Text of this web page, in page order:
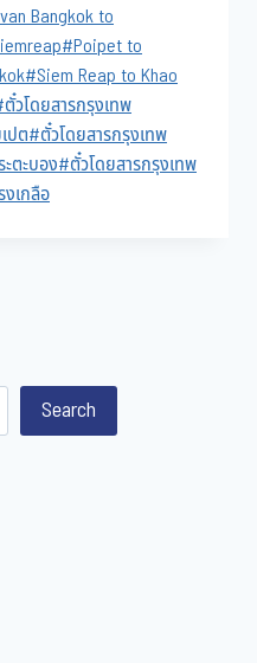
Bangkok to
#Poipet to
#Siem Reap to Khao
ตั๋วโดยสารกรุงเทพ
ปต#ตั๋วโดยสารกรุงเทพ
ตะบอง#ตั๋วโดยสารกรุงเทพ
งเกลือ
Search